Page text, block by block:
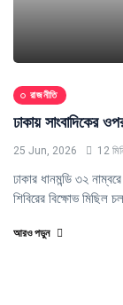
রাজনীতি
ঢাকায় সাংবাদিকের
25 Jun, 2026 12
ঢাকার ধানমন্ডি ৩২
শিবিরের বিক্ষোভ মিছিল
আরও পড়ুন